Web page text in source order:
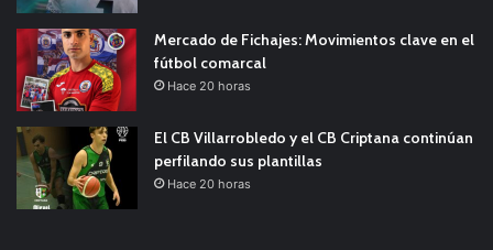
Mercado de Fichajes: Movimientos clave en el
fútbol comarcal
Hace 20 horas
El CB Villarrobledo y el CB Criptana continúan
perfilando sus plantillas
Hace 20 horas